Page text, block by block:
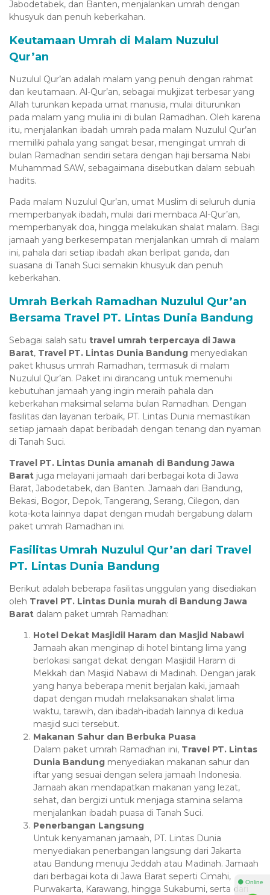
Jabodetabek, dan Banten, menjalankan umrah dengan
khusyuk dan penuh keberkahan.
Keutamaan Umrah di Malam Nuzulul
Qur’an
Nuzulul Qur’an adalah malam yang penuh dengan rahmat
dan keutamaan. Al-Qur’an, sebagai mukjizat terbesar yang
Allah turunkan kepada umat manusia, mulai diturunkan
pada malam yang mulia ini di bulan Ramadhan. Oleh karena
itu, menjalankan ibadah umrah pada malam Nuzulul Qur’an
memiliki pahala yang sangat besar, mengingat umrah di
bulan Ramadhan sendiri setara dengan haji bersama Nabi
Muhammad SAW, sebagaimana disebutkan dalam sebuah
hadits.
Pada malam Nuzulul Qur’an, umat Muslim di seluruh dunia
memperbanyak ibadah, mulai dari membaca Al-Qur’an,
memperbanyak doa, hingga melakukan shalat malam. Bagi
jamaah yang berkesempatan menjalankan umrah di malam
ini, pahala dari setiap ibadah akan berlipat ganda, dan
suasana di Tanah Suci semakin khusyuk dan penuh
keberkahan.
Umrah Berkah Ramadhan Nuzulul Qur’an
Bersama Travel PT. Lintas Dunia Bandung
Sebagai salah satu travel umrah terpercaya di Jawa
Barat, Travel PT. Lintas Dunia Bandung menyediakan
paket khusus umrah Ramadhan, termasuk di malam
Nuzulul Qur’an. Paket ini dirancang untuk memenuhi
kebutuhan jamaah yang ingin meraih pahala dan
keberkahan maksimal selama bulan Ramadhan. Dengan
fasilitas dan layanan terbaik, PT. Lintas Dunia memastikan
setiap jamaah dapat beribadah dengan tenang dan nyaman
di Tanah Suci.
Travel PT. Lintas Dunia amanah di Bandung Jawa
Barat juga melayani jamaah dari berbagai kota di Jawa
Barat, Jabodetabek, dan Banten. Jamaah dari Bandung,
Bekasi, Bogor, Depok, Tangerang, Serang, Cilegon, dan
kota-kota lainnya dapat dengan mudah bergabung dalam
paket umrah Ramadhan ini.
Fasilitas Umrah Nuzulul Qur’an dari Travel
PT. Lintas Dunia Bandung
Berikut adalah beberapa fasilitas unggulan yang disediakan
oleh Travel PT. Lintas Dunia murah di Bandung Jawa
Barat dalam paket umrah Ramadhan:
Hotel Dekat Masjidil Haram dan Masjid Nabawi
Jamaah akan menginap di hotel bintang lima yang
berlokasi sangat dekat dengan Masjidil Haram di
Mekkah dan Masjid Nabawi di Madinah. Dengan jarak
yang hanya beberapa menit berjalan kaki, jamaah
dapat dengan mudah melaksanakan shalat lima
waktu, tarawih, dan ibadah-ibadah lainnya di kedua
masjid suci tersebut.
Makanan Sahur dan Berbuka Puasa
Dalam paket umrah Ramadhan ini, Travel PT. Lintas
Dunia Bandung menyediakan makanan sahur dan
iftar yang sesuai dengan selera jamaah Indonesia.
Jamaah akan mendapatkan makanan yang lezat,
sehat, dan bergizi untuk menjaga stamina selama
menjalankan ibadah puasa di Tanah Suci.
Penerbangan Langsung
Untuk kenyamanan jamaah, PT. Lintas Dunia
menyediakan penerbangan langsung dari Jakarta
atau Bandung menuju Jeddah atau Madinah. Jamaah
dari berbagai kota di Jawa Barat seperti Cimahi,
Purwakarta, Karawang, hingga Sukabumi, serta dari
⚫ Online